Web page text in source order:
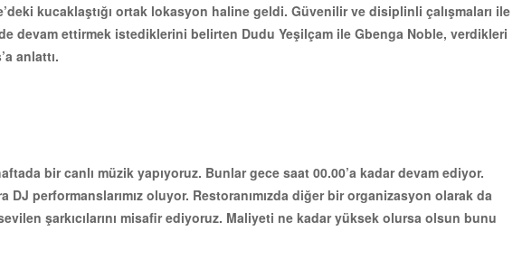
kucaklaştığı ortak lokasyon haline geldi. Güvenilir ve disiplinli çalışmaları ile
devam ettirmek istediklerini belirten Dudu Yeşilçam ile Gbenga Noble, verdikleri
anlattı.
bir canlı müzik yapıyoruz. Bunlar gece saat 00.00’a kadar devam ediyor.
DJ performanslarımız oluyor. Restoranımızda diğer bir organizasyon olarak da
şarkıcılarını misafir ediyoruz. Maliyeti ne kadar yüksek olursa olsun bunu